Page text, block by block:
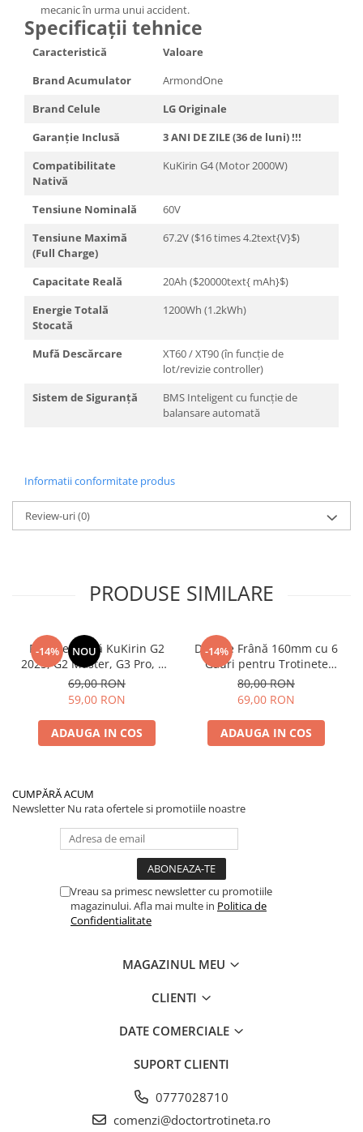
mecanic în urma unui accident.
Specificații tehnice
Caracteristică
Valoare
Brand Acumulator
ArmondOne
Brand Celule
LG Originale
Garanție Inclusă
3 ANI DE ZILE (36 de luni) !!!
Compatibilitate
Nativă
KuKirin G4 (Motor 2000W)
Tensiune Nominală
60V
Tensiune Maximă
(Full Charge)
67.2V ($16 times 4.2text{V}$)
Capacitate Reală
20Ah ($20000text{ mAh}$)
Energie Totală
Stocată
1200Wh (1.2kWh)
Mufă Descărcare
XT60 / XT90 (în funcție de
lot/revizie controller)
Sistem de Siguranță
BMS Inteligent cu funcție de
balansare automată
Informatii conformitate produs
Review-uri(0)
PRODUSE SIMILARE
-14% NOU
Plăcuțe Frână KuKirin G2
2025, G2 Master, G3 Pro, G4
– Set 2 Bucăți (Față sau
Spate) Premium
69,00 RON
59,00 RON
ADAUGA IN COS
-14%
Disc de Frână 160mm cu 6
Găuri pentru Trotinete
Electrice KuKirin G4 (Model
2025) și KuKirin G2 –
Performanță Premium
80,00 RON
69,00 RON
ADAUGA IN COS
CUMPĂRĂ ACUM
Newsletter Nu rata ofertele si promotiile noastre
Vreau sa primesc newsletter cu promotiile
magazinului. Afla mai multe in Politica de
Confidentialitate
MAGAZINUL MEU
CLIENTI
DATE COMERCIALE
SUPORT CLIENTI
0777028710
comenzi@doctortrotineta.ro